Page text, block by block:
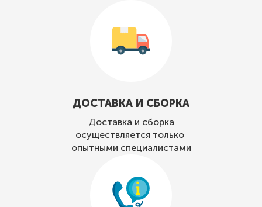
ДОСТАВКА И СБОРКА
Доставка и сборка
осуществляется только
опытными специалистами